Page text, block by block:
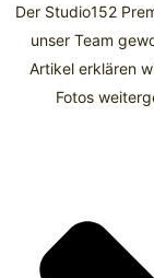
Der Studio152
unser Team
Artikel erklären
Fotos